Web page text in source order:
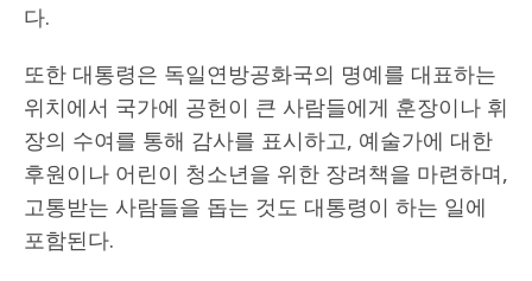
다.
또한 대통령은 독일연방공화국의 명예를 대표하는
위치에서 국가에 공헌이 큰 사람들에게 훈장이나 휘
장의 수여를 통해 감사를 표시하고, 예술가에 대한
후원이나 어린이 청소년을 위한 장려책을 마련하며,
고통받는 사람들을 돕는 것도 대통령이 하는 일에
포함된다.